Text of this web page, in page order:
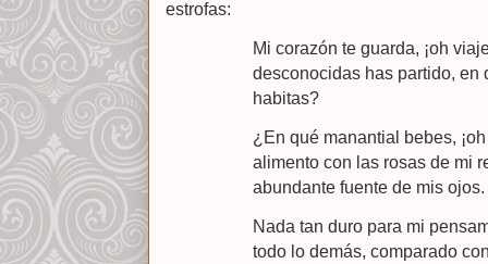
estrofas:
Mi corazón te guarda, ¡oh
desconocidas has partido, en
habitas?
¿En qué manantial bebes,
alimento con las rosas de mi
abundante fuente de mis ojos.
Nada tan duro para mi
todo lo demás, comparado